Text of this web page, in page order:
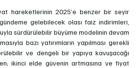
hareketlerinin 2025’e benzer bir seyir
gelebilecek olası faiz indirimleri,
sürdürülebilir büyüme modelinin devam
bazı yatırımların yapılması gerekli
ve dengeli bir yapıya kavuşacağı
ikinci elde güvenin artmasına ve fiyat